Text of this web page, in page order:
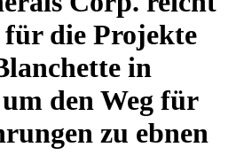
die Projekte
in
den Weg für
zu ebnen